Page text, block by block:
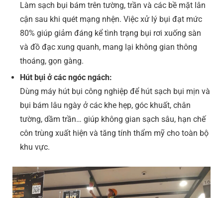
Làm sạch bụi bám trên tường, trần và các bề mặt lân
cận sau khi quét mạng nhện. Việc xử lý bụi đạt mức
80% giúp giảm đáng kể tình trạng bụi rơi xuống sàn
và đồ đạc xung quanh, mang lại không gian thông
thoáng, gọn gàng.
Hút bụi ở các ngóc ngách:
Dùng máy hút bụi công nghiệp để hút sạch bụi mịn và
bụi bám lâu ngày ở các khe hẹp, góc khuất, chân
tường, dầm trần… giúp không gian sạch sâu, hạn chế
côn trùng xuất hiện và tăng tính thẩm mỹ cho toàn bộ
khu vực.